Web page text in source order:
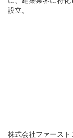
設立。
株式会社ファースト